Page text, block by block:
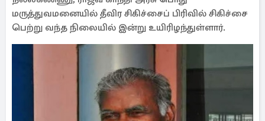
மருத்துவமனையில் தீவிர சிகிச்சைப் பிரிவில் சிகிச்சை
பெற்று வந்த நிலையில் இன்று உயிரிழந்துள்ளார்.